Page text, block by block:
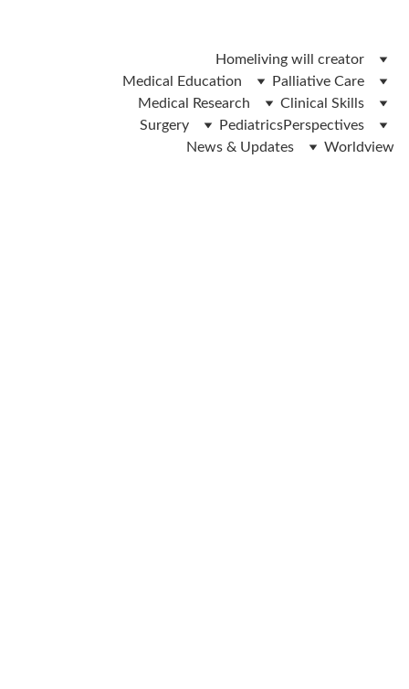
Home living will creator
Medical Education
Palliative Care
Medical Research
Clinical Skills
Surgery
PediatricsPerspectives
News & Updates
Worldview